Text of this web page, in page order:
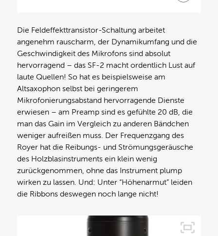
Die Feldeffekttransistor-Schaltung arbeitet
angenehm rauscharm, der Dynamikumfang und die
Geschwindigkeit des Mikrofons sind absolut
hervorragend – das SF-2 macht ordentlich Lust auf
laute Quellen! So hat es beispielsweise am
Altsaxophon selbst bei geringerem
Mikrofonierungsabstand hervorragende Dienste
erwiesen – am Preamp sind es gefühlte 20 dB, die
man das Gain im Vergleich zu anderen Bändchen
weniger aufreißen muss. Der Frequenzgang des
Royer hat die Reibungs- und Strömungsgeräusche
des Holzblasinstruments ein klein wenig
zurückgenommen, ohne das Instrument plump
wirken zu lassen. Und: Unter “Höhenarmut” leiden
die Ribbons deswegen noch lange nicht!